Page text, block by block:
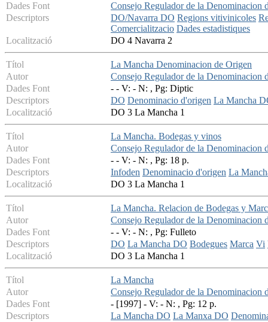
Dades Font
Consejo Regulador de la Denominacion
Descriptors
DO/Navarra DO Regions vitivinicoles
Comercialitzacio Dades estadistiques
Localització
DO 4 Navarra 2
Títol
La Mancha Denominacion de Origen
Autor
Consejo Regulador de la Denominacion
Dades Font
- - V: - N: , Pg: Diptic
Descriptors
DO Denominacio d'origen La Mancha
Localització
DO 3 La Mancha 1
Títol
La Mancha. Bodegas y vinos
Autor
Consejo Regulador de la Denominacion
Dades Font
- - V: - N: , Pg: 18 p.
Descriptors
Infoden Denominacio d'origen La
Localització
DO 3 La Mancha 1
Títol
La Mancha. Relacion de Bodegas y
Autor
Consejo Regulador de la Denominacion
Dades Font
- - V: - N: , Pg: Fulleto
Descriptors
DO La Mancha DO Bodegues Marca Vi
Localització
DO 3 La Mancha 1
Títol
La Mancha
Autor
Consejo Regulador de la Denominacion
Dades Font
- [1997] - V: - N: , Pg: 12 p.
Descriptors
La Mancha DO La Manxa DO